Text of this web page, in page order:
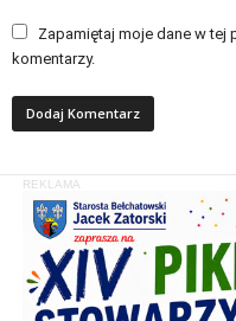
Zapamiętaj moje dane w
komentarzy.
REKLAMA